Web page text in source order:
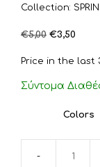
Collection:
€5,00 Original
was:
€3,50
τιμή
Price in the last
Σύντομα
Colors